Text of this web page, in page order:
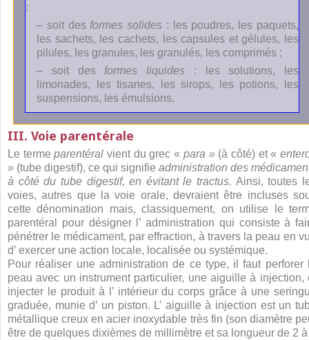
:
– soit des formes solides : les poudres, les paquets,
les sachets, les cachets, les capsules et gélules, les
pilules, les granules, les granulés, les comprimés ;
– soit desformes liquides : les solutions, les
limonades, les tisanes, les sirops, les potions, les
suspensions, les émulsions.
III. Voie parentérale
Le termeparentéral vient du grec « para »(à côté) et «
» (tube digestif), ce qui signifie administration des
à côté du tube digestif, en évitant le tractus. Ainsi, toutes
voies, autres que la voie orale, devraient être incluses
cette dénomination mais, classiquement, on utilise le
parentéral pour désigner l’ administration qui consiste à
pénétrer le médicament, par effraction, à travers la peau en
d’ exercer une action locale, localisée ou systémique.
Pour réaliser une administration de ce type, il faut perforer
peau avec un instrument particulier, une aiguille à injection,
injecter le produit à l’ intérieur du corps grâce à une
graduée, munie d’ un piston. L’ aiguille à injection est un
métallique creux en acier inoxydable très fin (son diamètre
être de quelques dixièmes de millimètre et sa longueur de 2